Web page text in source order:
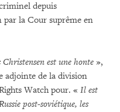
depuis
la Cour suprême en
est une honte »,
adjointe de la division
Watch pour. « Il est
post-soviétique, les